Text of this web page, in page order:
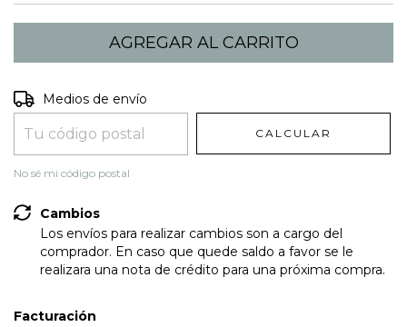
Entregas para el CP:
Medios de envío
CALCULAR
No sé mi código postal
Cambios
Los envíos para realizar cambios son a cargo del
comprador. En caso que quede saldo a favor se le
realizara una nota de crédito para una próxima compra.
Facturación